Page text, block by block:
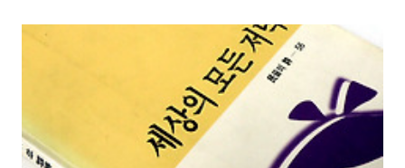
을 대통령선거로 마감합니다. 대한민국의 정계를 둘러보면 많은 정치가
가 입문할 때 다짐했던 첫 마음을 잊고 사는 듯합니다. 자신의 욕심을 채
우려고 정치를 시작한 사람이 없진 않겠지만, 대개는 국가를 위해, 국민
을 위해 봉사하겠다는 마음가짐으로 정계에 들어왔겠지요. 부디 그 초심
을 기억하고 실천하기 바랍니다. 특히 대통령이 될 유력 후보들이 출마하
면서 했던..